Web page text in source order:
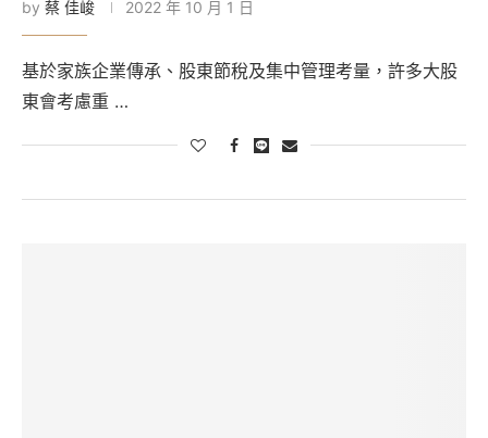
by 蔡 佳峻 2022 年 10 月 1 日
基於家族企業傳承、股東節稅及集中管理考量，許多大股
東會考慮重 …